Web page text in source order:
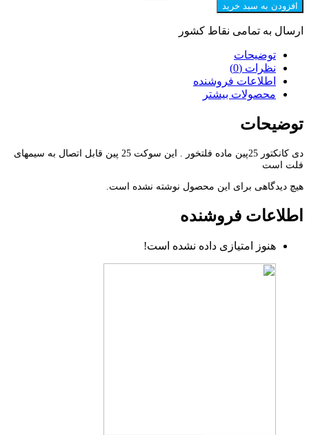
افزودن به سبد خرید
ارسال به تمامی نقاط کشور
توضیحات
نظرات (0)
اطلاعات فروشنده
محصولات بیشتر
توضیحات
دی کانکتور 25پین ماده فلتخور . این سوکت 25 پین قابل اتصال به سیمهای
فلت است
هیچ دیدگاهی برای این محصول نوشته نشده است.
اطلاعات فروشنده
هنوز امتیازی داده نشده است!